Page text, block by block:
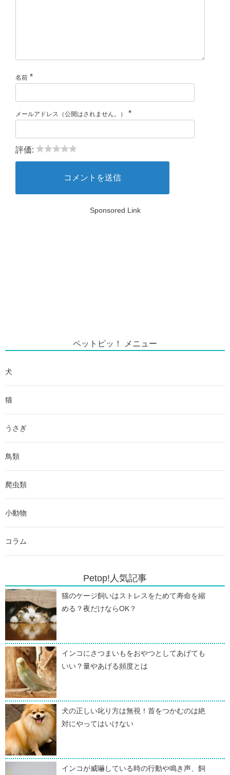
名前 *
メールアドレス（公開はされません。） *
評価:
Sponsored Link
ペットピッ！ メニュー
犬
猫
うさぎ
鳥類
爬虫類
小動物
コラム
Petop!人気記事
猫のケージ飼いはストレスをためて寿命を縮
める？夜だけならOK？
インコにさつまいもをおやつとしてあげても
いい？量やあげる頻度とは
犬の正しい叱り方は無視！首をつかむのは絶
対にやってはいけない
インコが威嚇している時の行動や鳴き声、飼